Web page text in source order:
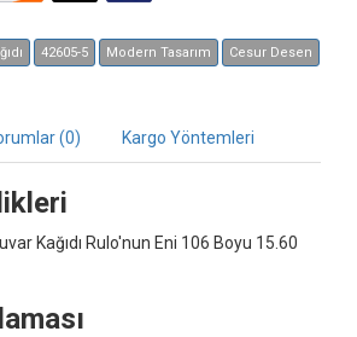
42605-5 Modern Tasarım
Cesur Desen
(0) Kargo Yöntemleri
Kağıdı Rulo'nun Eni 106 Boyu 15.60